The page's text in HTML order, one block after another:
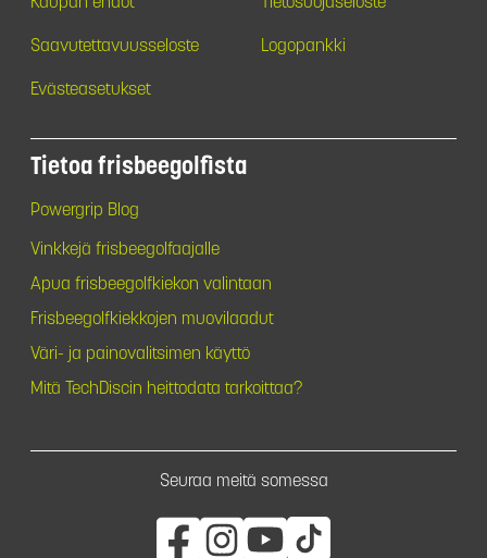
Saavutettavuusseloste Logopankki
Evästeasetukset
Tietoa frisbeegolfista
Powergrip Blog
Vinkkejä frisbeegolfaajalle
Apua frisbeegolfkiekon valintaan
Frisbeegolfkiekkojen muovilaadut
Väri- ja painovalitsimen käyttö
Mitä TechDiscin heittodata tarkoittaa?
Seuraa meitä somessa